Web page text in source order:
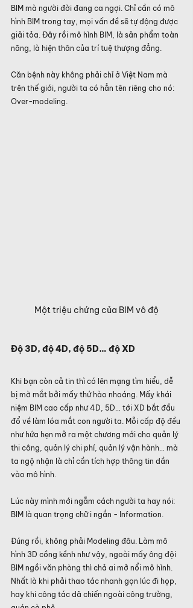
BIM mà người đời đang ca ngợi. Chỉ cần có mô
hình BIM trong tay, mọi vấn đề sẽ tự động được
giải tỏa. Đây rồi mô hình BIM, là sản phẩm toàn
năng, là hiện thân của trí tuệ thượng đẳng.
Căn bệnh này không phải chỉ ở Việt Nam mà
trên thế giới, người ta có hẳn tên riêng cho nó:
Over-modeling.
Một triệu chứng của BIM vô độ
Độ 3D, độ 4D, độ 5D… độ XD
Khi bạn còn cả tin thì có lên mạng tìm hiểu, dễ
bị mờ mắt bởi mấy thứ hào nhoáng. Mấy khái
niệm BIM cao cấp như 4D, 5D… tới XD bắt đầu
đổ về làm lóa mắt con người ta. Mỗi cấp độ đều
như hứa hẹn mở ra một chương mới cho quản lý
thi công, quản lý chi phí, quản lý vận hành… mà
ta ngộ nhận là chỉ cần tích hợp thông tin dần
vào mô hình.
Lúc này mình mới ngẫm cách người ta hay nói:
BIM là quan trọng chữ i ngắn - Information.
Đúng rồi, không phải Modeling đâu. Làm mô
hình 3D cồng kềnh như vậy, ngoài mấy ông đội
BIM ngồi văn phòng thì chả ai mở nổi mô hình.
Nhất là khi phải thao tác nhanh gọn lúc đi họp,
hay khi công tác dã chiến ngoài công trường,